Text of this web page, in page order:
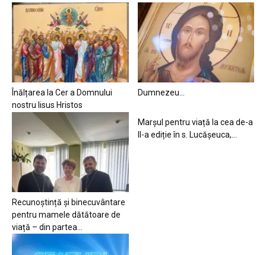
Înălțarea la Cer a Domnului
nostru Iisus Hristos
Dumnezeu…
Recunoștință și binecuvântare
pentru mamele dătătoare de
viață – din partea...
Marșul pentru viață la cea de-a
II-a ediție în s. Lucășeuca,...